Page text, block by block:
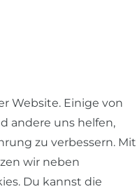
Website. Einige von
andere uns helfen,
zu verbessern. Mit
wir neben
Du kannst die